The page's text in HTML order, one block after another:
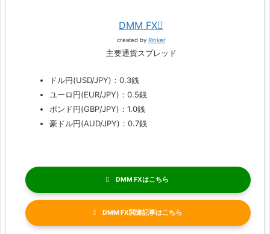
DMM FX
created by Rinker
主要通貨スプレッド
ドル円(USD/JPY)：0.3銭
ユーロ円(EUR/JPY)：0.5銭
ポンド円(GBP/JPY)：1.0銭
豪ドル円(AUD/JPY)：0.7銭
DMM FX
DMM FX関連記事